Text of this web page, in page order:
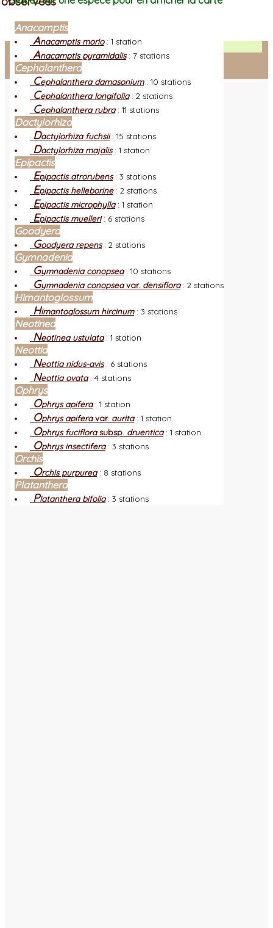
Facebook
Connexion adhérent
Anacamptis
Anacamptis morio: 1 station
Anacamptis pyramidalis: 7 stations
Cephalanthera
Cephalanthera damasonium: 10 stations
Cephalanthera longifolia: 2 stations
Cephalanthera rubra: 11 stations
Dactylorhiza
Dactylorhiza fuchsii: 15 stations
Dactylorhiza majalis: 1 station
Epipactis
Epipactis atrorubens: 3 stations
Epipactis helleborine: 2 stations
Epipactis microphylla: 1 station
Epipactis muelleri: 6 stations
Goodyera
Goodyera repens: 2 stations
Gymnadenia
Gymnadenia conopsea: 10 stations
Gymnadenia conopseavar. densiflora: 2 stations
Himantoglossum
Himantoglossum hircinum: 3 stations
Neotinea
Neotinea ustulata: 1 station
Neottia
Neottia nidus-avis: 6 stations
Neottia ovata: 4 stations
Ophrys
Ophrys apifera: 1 station
Ophrys apiferavar. aurita: 1 station
Ophrys fuciflorasubsp. druentica: 1 station
Ophrys insectifera: 3 stations
Orchis
Orchis purpurea: 8 stations
Platanthera
Platanthera bifolia: 3 stations